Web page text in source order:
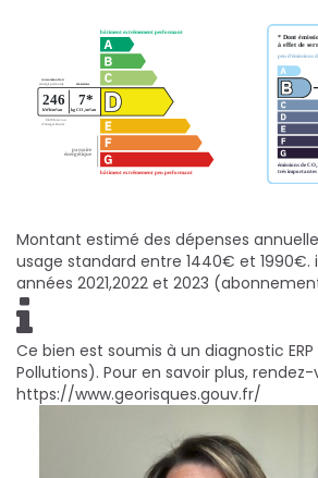
Montant estimé des dépenses
usage standard entre 1440€ et 1990€.
années 2021,2022 et 2023
Ce bien est soumis à un diagnostic
Pollutions). Pour en savoir plus,
https://www.georisques.gouv.fr/